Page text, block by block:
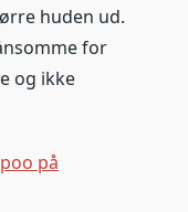
huden ud.
for
og ikke
på